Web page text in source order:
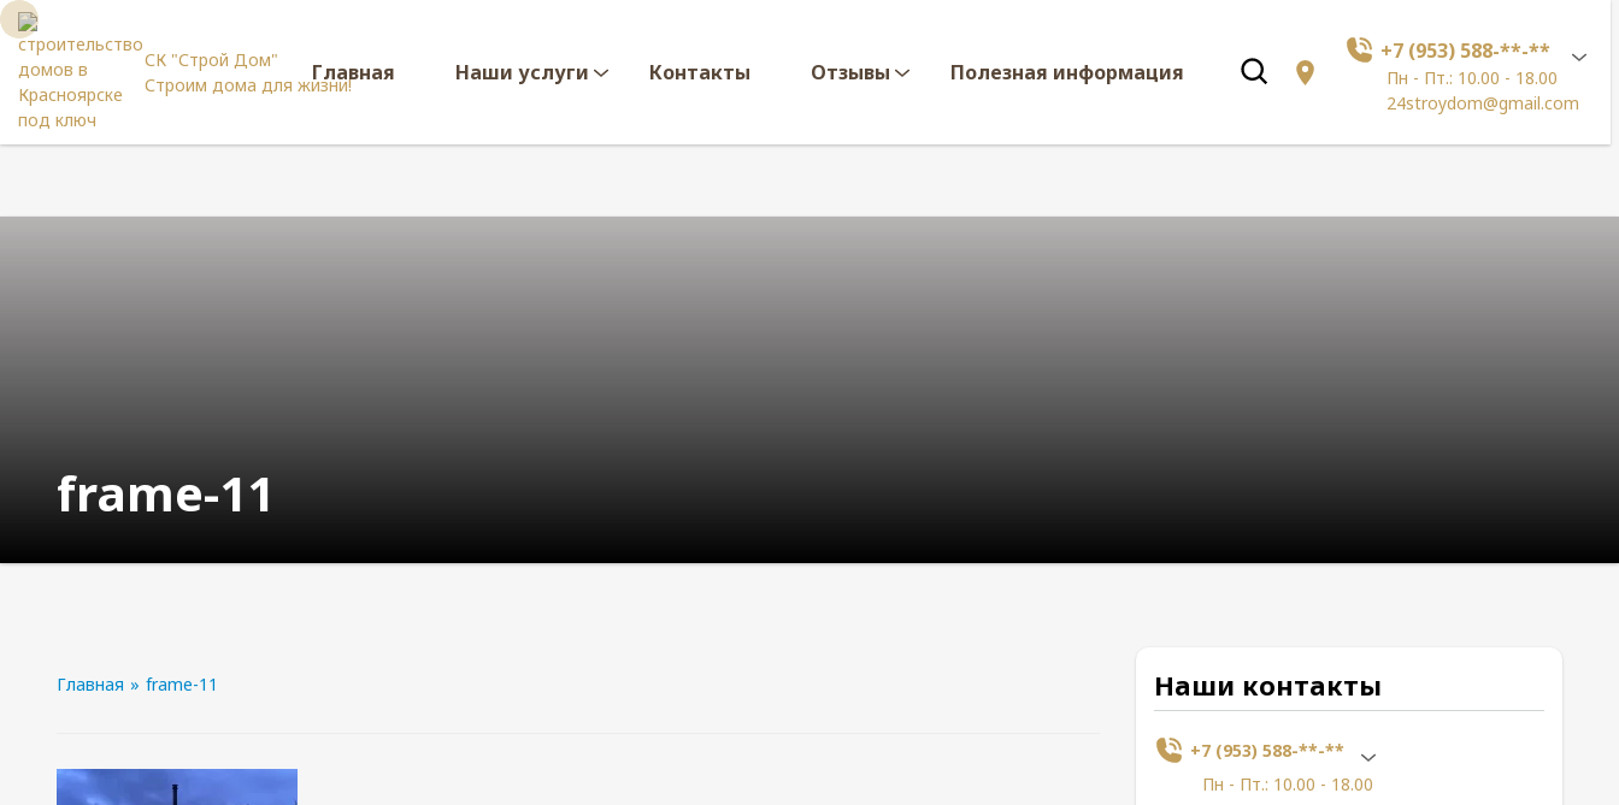
СК "Строй Дом"
Строим дома для жизни!Главная Наши услуги Контакты Отзывы Полезная информация
+7 (953) 588-**-**
Пн - Пт.: 10.00 - 18.00
24stroydom@gmail.com
frame-11
Главная » frame-11 Наши контакты
+7 (953) 588-**-**
Пн - Пт.: 10.00 - 18.00